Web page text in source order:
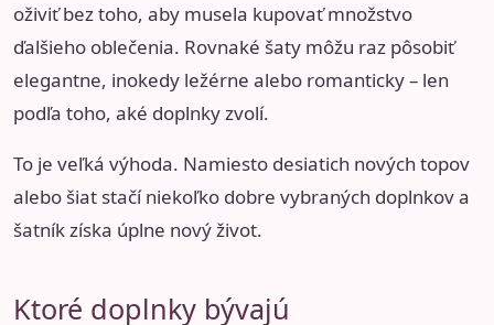
oživiť bez toho, aby musela kupovať množstvo
ďalšieho oblečenia. Rovnaké šaty môžu raz pôsobiť
elegantne, inokedy ležérne alebo romanticky – len
podľa toho, aké doplnky zvolí.
To je veľká výhoda. Namiesto desiatich nových topov
alebo šiat stačí niekoľko dobre vybraných doplnkov a
šatník získa úplne nový život.
Ktoré doplnky bývajú